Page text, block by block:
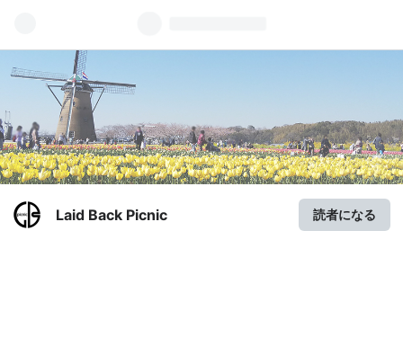
Laid Back Picnic 読者になる